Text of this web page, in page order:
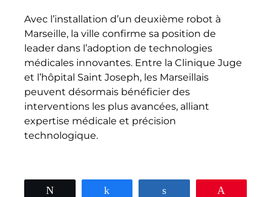
Avec l’installation d’un deuxième robot à
Marseille, la ville confirme sa position de
leader dans l’adoption de technologies
médicales innovantes. Entre la Clinique Juge
et l’hôpital Saint Joseph, les Marseillais
peuvent désormais bénéficier des
interventions les plus avancées, alliant
expertise médicale et précision
technologique.